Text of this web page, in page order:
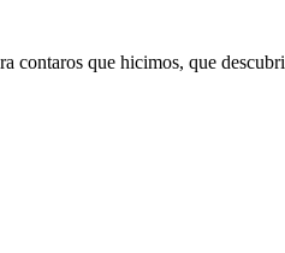
contaros que hicimos, que